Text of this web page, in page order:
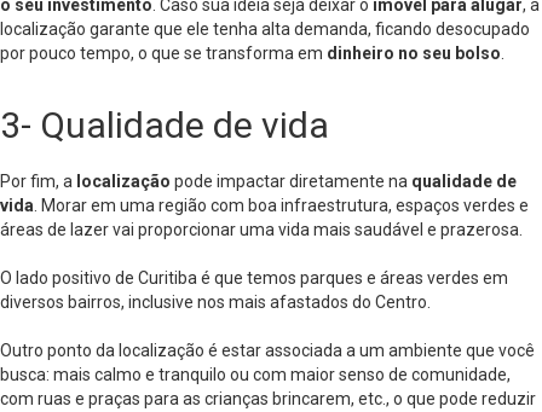
o seu investimento . Caso sua ideia seja deixar o imóvel para alugar, a
localização garante que ele tenha alta demanda, ficando desocupado
por pouco tempo, o que se transforma em dinheiro no seu bolso
3- Qualidade de vida
Por fim, a localização pode impactar diretamente na qualidade de
vida . Morar em uma região com boa infraestrutura, espaços verdes e
áreas de lazer vai proporcionar uma vida mais saudável e prazerosa.
O lado positivo de Curitiba é que temos parques e áreas verdes em
diversos bairros, inclusive nos mais afastados do Centro.
Outro ponto da localização é estar associada a um ambiente que você
busca: mais calmo e tranquilo ou com maior senso de comunidade,
com ruas e praças para as crianças brincarem, etc., o que pode reduzir